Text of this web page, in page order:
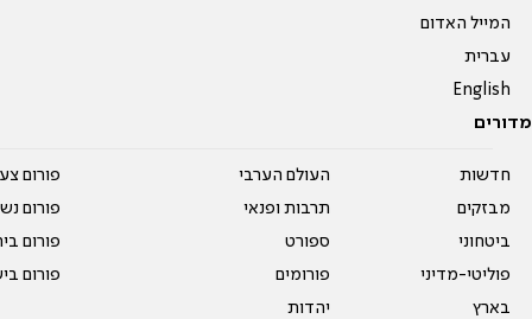
המייל האדום
עברית
English
מדורים
חדשות
מבזקים
ביטחוני
פוליטי-מדיני
בארץ
העולם הערבי
תרבות ופנאי
ספורט
פורומים
יהדות
פורום
פורום
פורום
פורום